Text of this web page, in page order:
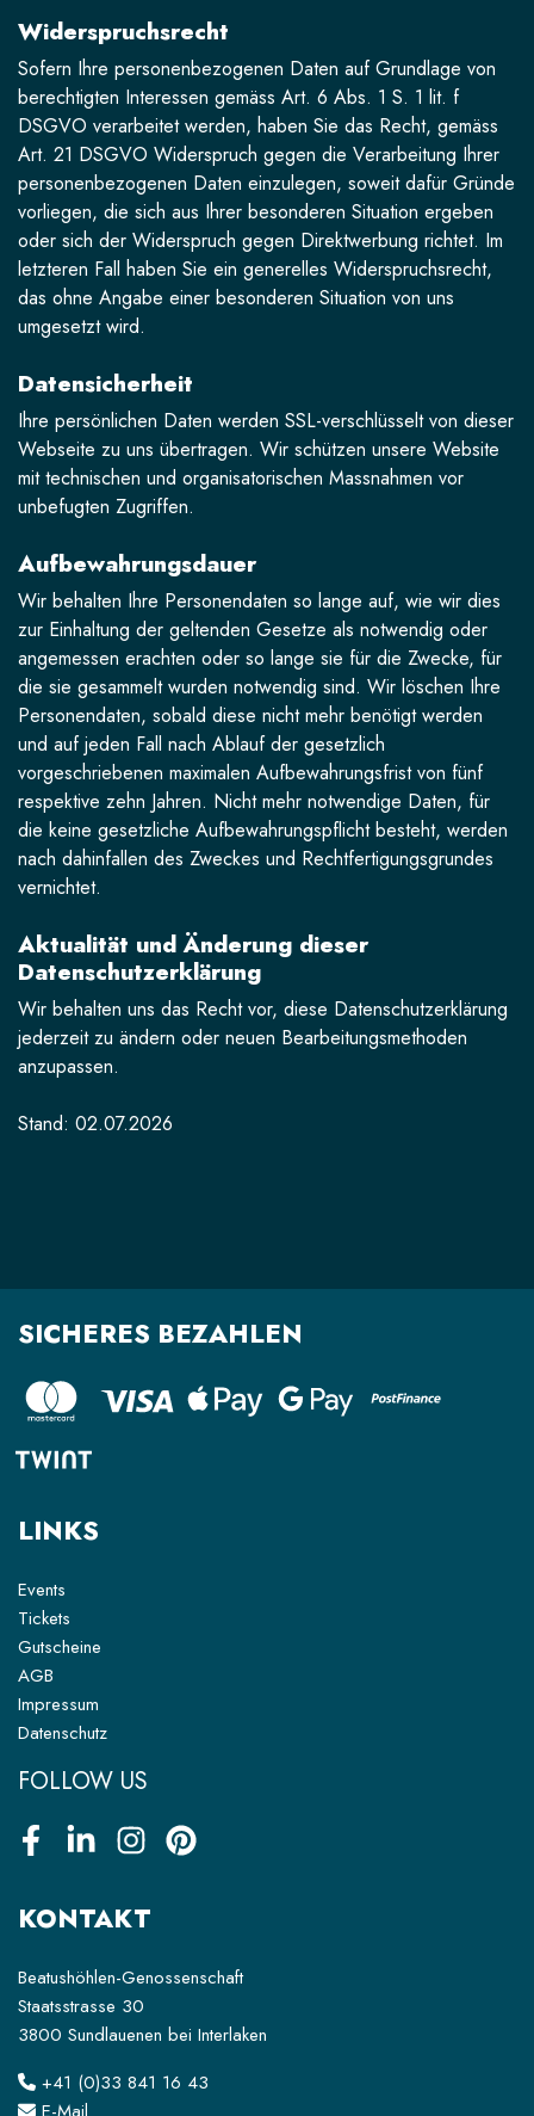
Widerspruchsrecht
Sofern Ihre personenbezogenen Daten auf Grundlage von
berechtigten Interessen gemäss Art. 6 Abs. 1 S. 1 lit. f
DSGVO verarbeitet werden, haben Sie das Recht, gemäss
Art. 21 DSGVO Widerspruch gegen die Verarbeitung Ihrer
personenbezogenen Daten einzulegen, soweit dafür Gründe
vorliegen, die sich aus Ihrer besonderen Situation ergeben
oder sich der Widerspruch gegen Direktwerbung richtet. Im
letzteren Fall haben Sie ein generelles Widerspruchsrecht,
das ohne Angabe einer besonderen Situation von uns
umgesetzt wird.
Datensicherheit
Ihre persönlichen Daten werden SSL-verschlüsselt von dieser
Webseite zu uns übertragen. Wir schützen unsere Website
mit technischen und organisatorischen Massnahmen vor
unbefugten Zugriffen.
Aufbewahrungsdauer
Wir behalten Ihre Personendaten so lange auf, wie wir dies
zur Einhaltung der geltenden Gesetze als notwendig oder
angemessen erachten oder so lange sie für die Zwecke, für
die sie gesammelt wurden notwendig sind. Wir löschen Ihre
Personendaten, sobald diese nicht mehr benötigt werden
und auf jeden Fall nach Ablauf der gesetzlich
vorgeschriebenen maximalen Aufbewahrungsfrist von fünf
respektive zehn Jahren. Nicht mehr notwendige Daten, für
die keine gesetzliche Aufbewahrungspflicht besteht, werden
nach dahinfallen des Zweckes und Rechtfertigungsgrundes
vernichtet.
Aktualität und Änderung dieser
Datenschutzerklärung
Wir behalten uns das Recht vor, diese Datenschutzerklärung
jederzeit zu ändern oder neuen Bearbeitungsmethoden
anzupassen.
Stand: 02.07.2026
SICHERES BEZAHLEN
LINKS
Events
Tickets
Gutscheine
AGB
Impressum
Datenschutz
FOLLOW US
FacebookLinkedInInstagramPinterest
KONTAKT
Beatushöhlen-Genossenschaft
Staatsstrasse 30
3800 Sundlauenen bei Interlaken
+41 (0)33 841 16 43